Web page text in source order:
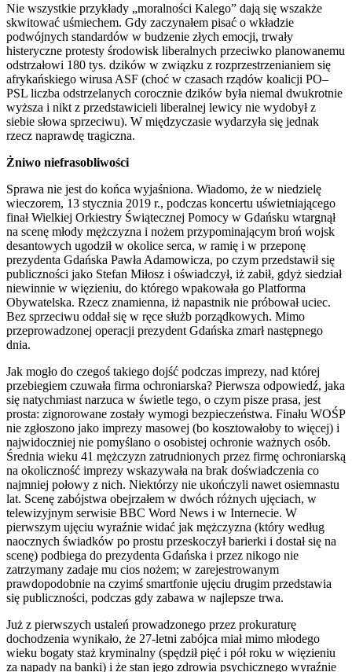
Nie wszystkie przykłady „moralności Kalego” dają się wszakże
skwitować uśmiechem. Gdy zaczynałem pisać o wkładzie
podwójnych standardów w budzenie złych emocji, trwały
histeryczne protesty środowisk liberalnych przeciwko planowanemu
odstrzałowi 180 tys. dzików w związku z rozprzestrzenianiem się
afrykańskiego wirusa ASF (choć w czasach rządów koalicji PO–
PSL liczba odstrzelanych corocznie dzików była niemal dwukrotnie
wyższa i nikt z przedstawicieli liberalnej lewicy nie wydobył z
siebie słowa sprzeciwu). W międzyczasie wydarzyła się jednak
rzecz naprawdę tragiczna.
Żniwo niefrasobliwości
Sprawa nie jest do końca wyjaśniona. Wiadomo, że w niedzielę
wieczorem, 13 stycznia 2019 r., podczas koncertu uświetniającego
finał Wielkiej Orkiestry Świątecznej Pomocy w Gdańsku wtargnął
na scenę młody mężczyzna i nożem przypominającym broń wojsk
desantowych ugodził w okolice serca, w ramię i w przeponę
prezydenta Gdańska Pawła Adamowicza, po czym przedstawił się
publiczności jako Stefan Miłosz i oświadczył, iż zabił, gdyż siedział
niewinnie w więzieniu, do którego wpakowała go Platforma
Obywatelska. Rzecz znamienna, iż napastnik nie próbował uciec.
Bez sprzeciwu oddał się w ręce służb porządkowych. Mimo
przeprowadzonej operacji prezydent Gdańska zmarł następnego
dnia.
Jak mogło do czegoś takiego dojść podczas imprezy, nad której
przebiegiem czuwała firma ochroniarska? Pierwsza odpowiedź, jaka
się natychmiast narzuca w świetle tego, o czym pisze prasa, jest
prosta: zignorowane zostały wymogi bezpieczeństwa. Finału WOŚP
nie zgłoszono jako imprezy masowej (bo kosztowałoby to więcej) i
najwidoczniej nie pomyślano o osobistej ochronie ważnych osób.
Średnia wieku 41 mężczyzn zatrudnionych przez firmę ochroniarską
na okoliczność imprezy wskazywała na brak doświadczenia co
najmniej połowy z nich. Niektórzy nie ukończyli nawet osiemnastu
lat. Scenę zabójstwa obejrzałem w dwóch różnych ujęciach, w
telewizyjnym serwisie BBC Word News i w Internecie. W
pierwszym ujęciu wyraźnie widać jak mężczyzna (który według
naocznych świadków po prostu przeskoczył barierki i dostał się na
scenę) podbiega do prezydenta Gdańska i przez nikogo nie
zatrzymany zadaje mu cios nożem; w zarejestrowanym
prawdopodobnie na czyimś smartfonie ujęciu drugim przedstawia
się publiczności, podczas gdy zabawa w najlepsze trwa.
Już z pierwszych ustaleń prowadzonego przez prokuraturę
dochodzenia wynikało, że 27-letni zabójca miał mimo młodego
wieku bogaty staż kryminalny (spędził pięć i pół roku w więzieniu
za napady na banki) i że stan jego zdrowia psychicznego wyraźnie